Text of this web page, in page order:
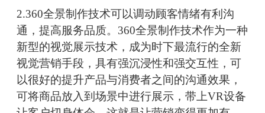
2.360全景制作技术可以调动顾客情绪有利沟
通，提高服务品质。360全景制作技术作为一种
新型的视觉展示技术，成为时下最流行的全新
视觉营销手段，具有强沉浸性和强交互性，可
以很好的提升产品与消费者之间的沟通效果，
可将商品放入到场景中进行展示，带上VR设备